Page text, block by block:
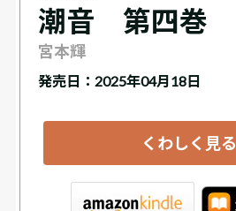
潮音 第四巻
宮本輝
発売日：2025年04月18日
くわしく見る